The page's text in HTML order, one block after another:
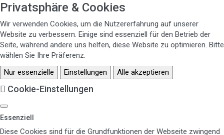
Privatsphäre & Cookies
Wir verwenden Cookies, um die Nutzererfahrung auf unserer
Website zu verbessern. Einige sind essenziell für den Betrieb der
Seite, während andere uns helfen, diese Website zu optimieren. Bitte
wählen Sie Ihre Präferenz.
Nur essenzielle
Einstellungen Alle akzeptieren
Cookie-Einstellungen
Essenziell
Diese Cookies sind für die Grundfunktionen der Webseite zwingend